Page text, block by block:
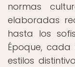
normas
elaboradas
hasta los
Époque,
estilos